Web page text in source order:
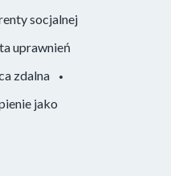
socjalnej
uprawnień
zdalna
jako